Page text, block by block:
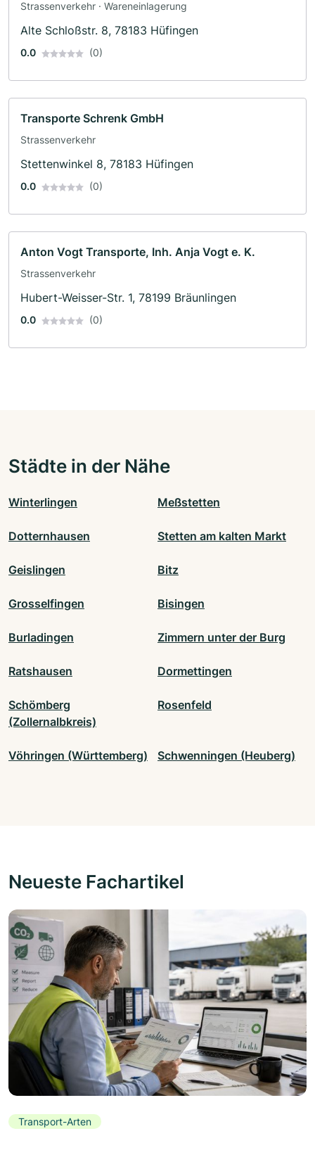
Strassenverkehr · Wareneinlagerung
Alte Schloßstr. 8, 78183 Hüfingen
0.0 (0)
Transporte Schrenk GmbH
Strassenverkehr
Stettenwinkel 8, 78183 Hüfingen
0.0 (0)
Anton Vogt Transporte, Inh. Anja Vogt e. K.
Strassenverkehr
Hubert-Weisser-Str. 1, 78199 Bräunlingen
0.0 (0)
Städte in der Nähe
Winterlingen Meßstetten
Dotternhausen Stetten am kalten Markt
Geislingen Bitz
Grosselfingen Bisingen
Burladingen Zimmern unter der Burg
Ratshausen Dormettingen
Schömberg
(Zollernalbkreis)
Rosenfeld
Vöhringen (Württemberg) Schwenningen (Heuberg)
Neueste Fachartikel
Transport-Arten